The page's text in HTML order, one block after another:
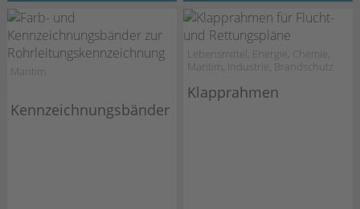
Maritim
Kennzeichnungsbänder
Lebensmittel, Energie, Chemie,
Maritim, Industrie, Brandschutz
Klapprahmen